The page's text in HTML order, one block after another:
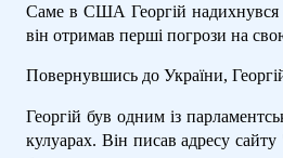
Саме в США Георгій надихнувся
він отримав перші погрози на
Повернувшись до України,
Георгій був одним із
кулуарах. Він писав адресу